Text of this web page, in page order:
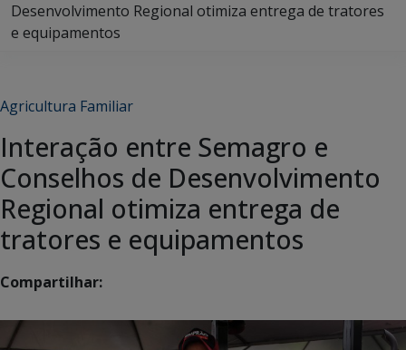
Desenvolvimento Regional otimiza entrega de tratores
e equipamentos
Agricultura Familiar
Interação entre Semagro e
Conselhos de Desenvolvimento
Regional otimiza entrega de
tratores e equipamentos
Compartilhar: